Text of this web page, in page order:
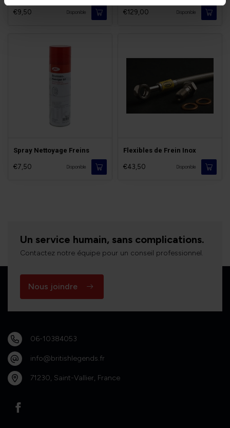
€9,50 Disponible €129,00 Disponible
Spray Nettoyage Freins
€7,50 Disponible
Flexibles de Frein Inox
€43,50 Disponible
Un service humain, sans complications.
Contactez notre équipe pour un conseil professionnel.
Nous joindre
06-10384053
info@britishlegends.fr
71230, Saint-Vallier, France